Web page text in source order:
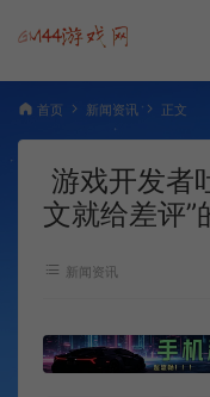
首页 新闻资讯 正文
游戏开发者
文就给差评”
新闻资讯